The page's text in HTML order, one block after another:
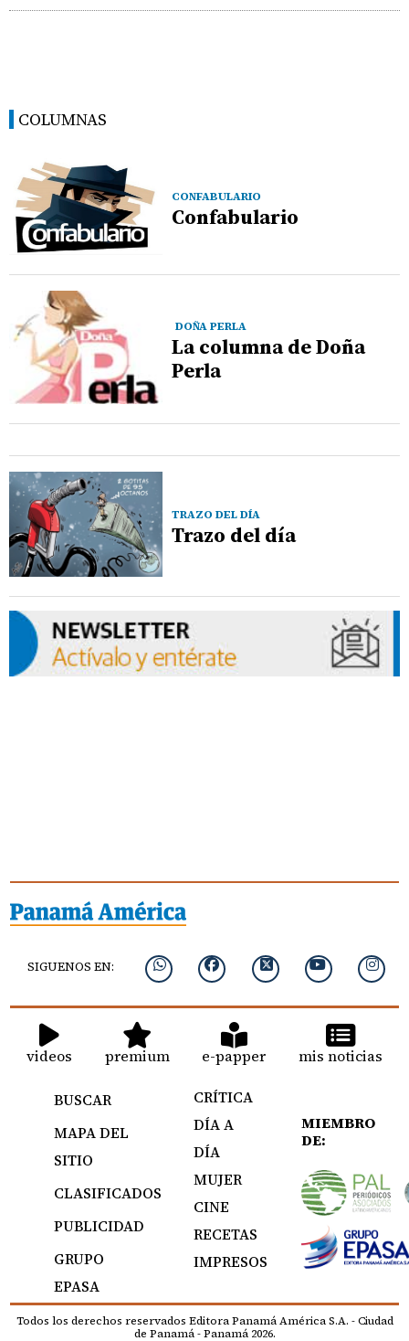
COLUMNAS
CONFABULARIO
Confabulario
DOÑA PERLA
La columna de Doña
Perla
TRAZO DEL DÍA
Trazo del día
SIGUENOS EN:
videos premium e-papper mis noticias
BUSCAR
MAPA DEL
SITIO
CLASIFICADOS
PUBLICIDAD
GRUPO
EPASA
CRÍTICA
DÍA A
DÍA
MUJER
CINE
RECETAS
IMPRESOS
MIEMBRO
DE:
Todos los derechos reservados Editora Panamá América S.A. - Ciudad
de Panamá - Panamá 2026.